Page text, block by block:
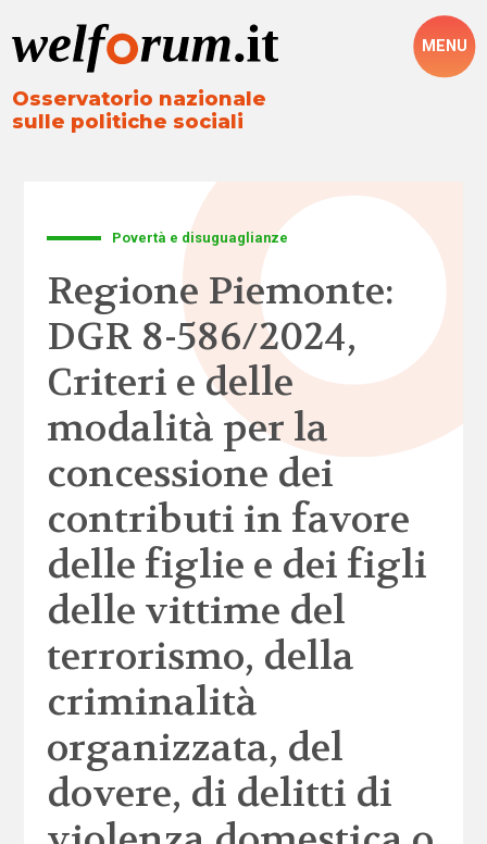
Osservatorio nazionale
sulle politiche sociali
MENU
Povertà e disuguaglianze
Regione Piemonte:
DGR 8-586/2024,
Criteri e delle
modalità per la
concessione dei
contributi in favore
delle figlie e dei figli
delle vittime del
terrorismo, della
criminalità
organizzata, del
dovere, di delitti di